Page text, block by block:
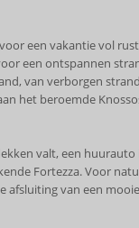
een vakantie vol
een ontspannen
van verborgen
het beroemde
valt, een
Fortezza. Voor
afsluiting van een